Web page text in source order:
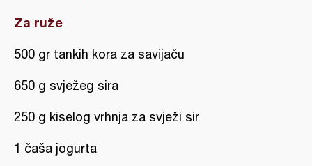
Za ruže
500 gr tankih kora za savijaču
650 g svježeg sira
250 g kiselog vrhnja za svježi sir
1 čaša jogurta